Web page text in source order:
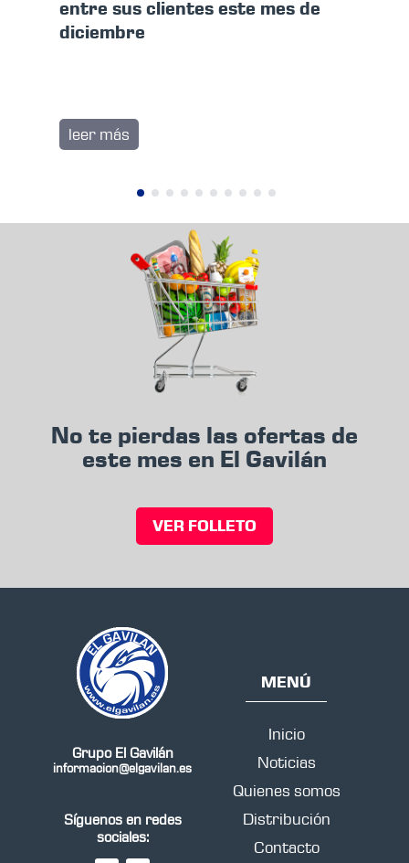
entre sus clientes este mes de
diciembre
leer más
No te pierdas las ofertas de
este mes en El Gavilán
VER FOLLETO
Grupo El Gavilán
informacion@elgavilan.es
Síguenos en redes
sociales:
MENÚ
Inicio
Noticias
Quienes somos
Distribución
Contacto